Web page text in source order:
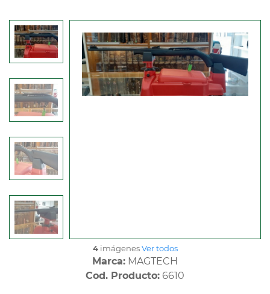
4imágenesVer todos
Marca: MAGTECH
Cod. Producto: 6610